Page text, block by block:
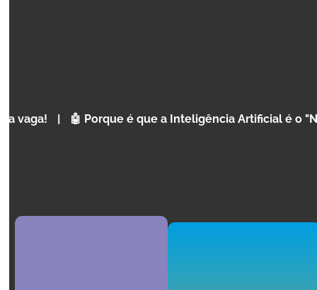
🤖 Porque é que a Inteligência Artificial é o "Novo